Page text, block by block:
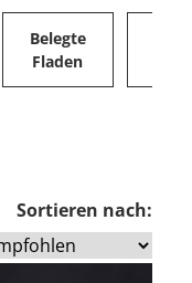
Belegte
Fladen
Sortieren nach: